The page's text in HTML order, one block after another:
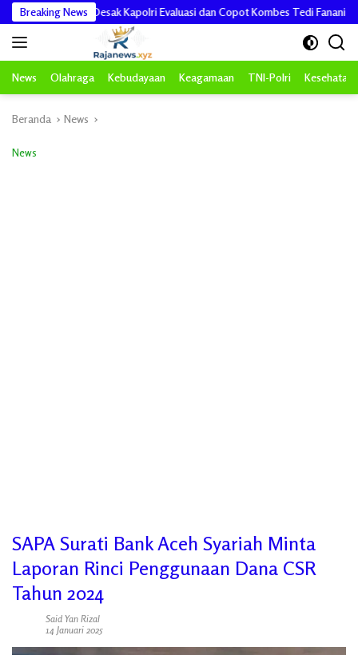
Langsung
ke
konten
Breaking News
RI Desak Kapolri Evaluasi dan Copot Kombes Tedi Fanani
News Olahraga Kebudayaan Keagamaan TNI-Polri Kesehatan
Beranda News
News
SAPA Surati Bank Aceh Syariah Minta
Laporan Rinci Penggunaan Dana CSR
Tahun 2024
Said Yan Rizal
14 Januari 2025